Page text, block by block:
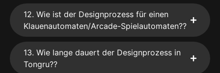
12. Wie ist der Designprozess für einen
Klauenautomaten/Arcade-Spielautomaten??
13. Wie lange dauert der Designprozess in
Tongru??